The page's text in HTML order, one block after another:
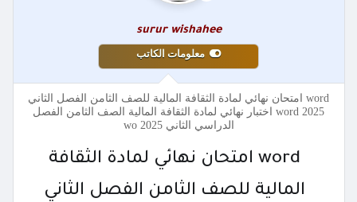
surur wishahee
معلومات الكاتب
word امتحان نهائي لمادة الثقافة المالية للصف الثامن الفصل الثاني
2025 word اختبار نهائي لمادة الثقافة المالية الصف الثامن الفصل
الدراسي الثاني 2025 wo
word امتحان نهائي لمادة الثقافة
المالية للصف الثامن الفصل الثاني